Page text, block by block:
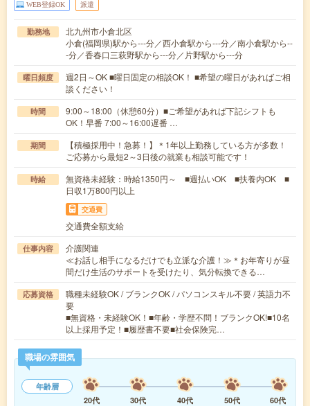
WEB登録OK 派遣
勤務地
北九州市小倉北区
小倉(福岡県)駅から---分／西小倉駅から---分／南小倉駅から--
-分／香春口三萩野駅から---分／片野駅から---分
曜日頻度
週2日～OK ■曜日固定の相談OK！ ■希望の曜日があればご相
談ください！
時間
9:00～18:00（休憩60分）■ご希望があれば下記シフトも
OK！早番 7:00～16:00遅番 …
期間
【積極採用中！急募！】＊1年以上勤務している方が多数！
ご応募から最短2～3日後の就業も相談可能です！
時給
無資格未経験：時給1350円～ ■週払いOK ■扶養内OK ■
日収1万800円以上
交通費
交通費全額支給
仕事内容
介護関連
≪お話し相手になるだけでも立派な介護！≫＊お年寄りが昼
間だけ生活のサポートを受けたり、気分転換できる…
応募資格
職種未経験OK / ブランクOK / パソコンスキル不要 / 英語力不
要
■無資格・未経験OK！■年齢・学歴不問！ブランクOK!■10名
以上採用予定！■履歴書不要■社会保険完…
職場の雰囲気
年齢層
20代
30代 40代 50代
60代